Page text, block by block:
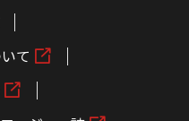
て